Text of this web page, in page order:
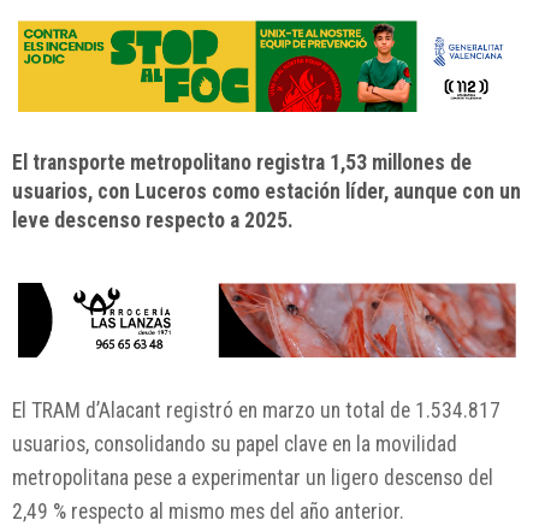
El transporte metropolitano registra 1,53 millones de
usuarios, con Luceros como estación líder, aunque con un
leve descenso respecto a 2025.
El TRAM d’Alacant registró en marzo un total de 1.534.817
usuarios, consolidando su papel clave en la movilidad
metropolitana pese a experimentar un ligero descenso del
2,49 % respecto al mismo mes del año anterior.